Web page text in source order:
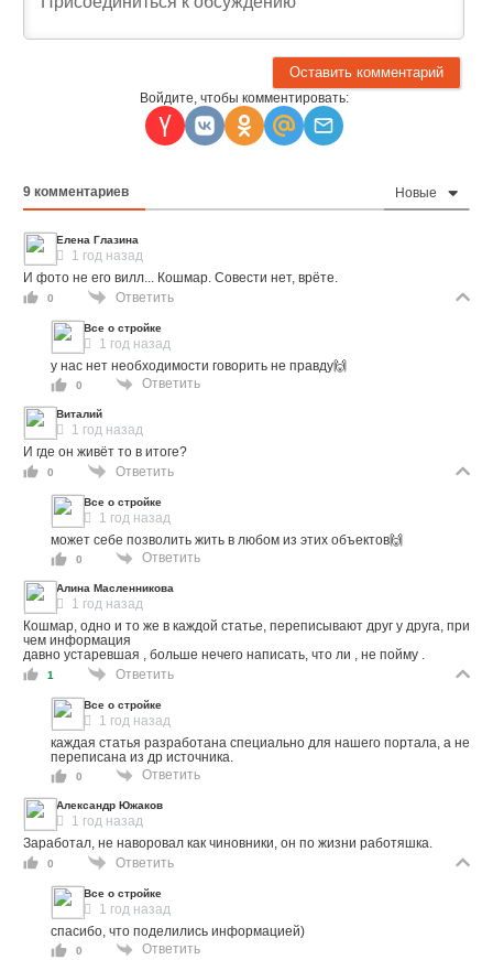
Войдите, чтобы комментировать:
9 комментариев Новые
Елена Глазина
1 год назад
И фото не его вилл... Кошмар. Совести нет, врёте.
0 Ответить
Все о стройке
1 год назад
у нас нет необходимости говорить не правду🙌
0 Ответить
Виталий
1 год назад
И где он живёт то в итоге?
0 Ответить
Все о стройке
1 год назад
может себе позволить жить в любом из этих объектов🙌
0 Ответить
Алина Масленникова
1 год назад
Кошмар, одно и то же в каждой статье, переписывают друг у друга, при
чем информация
давно устаревшая , больше нечего написать, что ли , не пойму .
1 Ответить
Все о стройке
1 год назад
каждая статья разработана специально для нашего портала, а не
переписана из др источника.
0 Ответить
Александр Южаков
1 год назад
Заработал, не наворовал как чиновники, он по жизни работяшка.
0 Ответить
Все о стройке
1 год назад
спасибо, что поделились информацией)
0 Ответить